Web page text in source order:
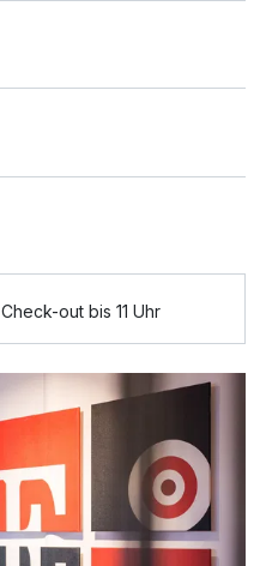
p.P. ab89,00 €
Check-out bis 11 Uhr